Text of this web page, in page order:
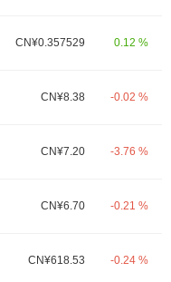
CN¥0.357529 0.12 %
CN¥8.38 -0.02 %
CN¥7.20 -3.76 %
CN¥6.70 -0.21 %
CN¥618.53 -0.24 %